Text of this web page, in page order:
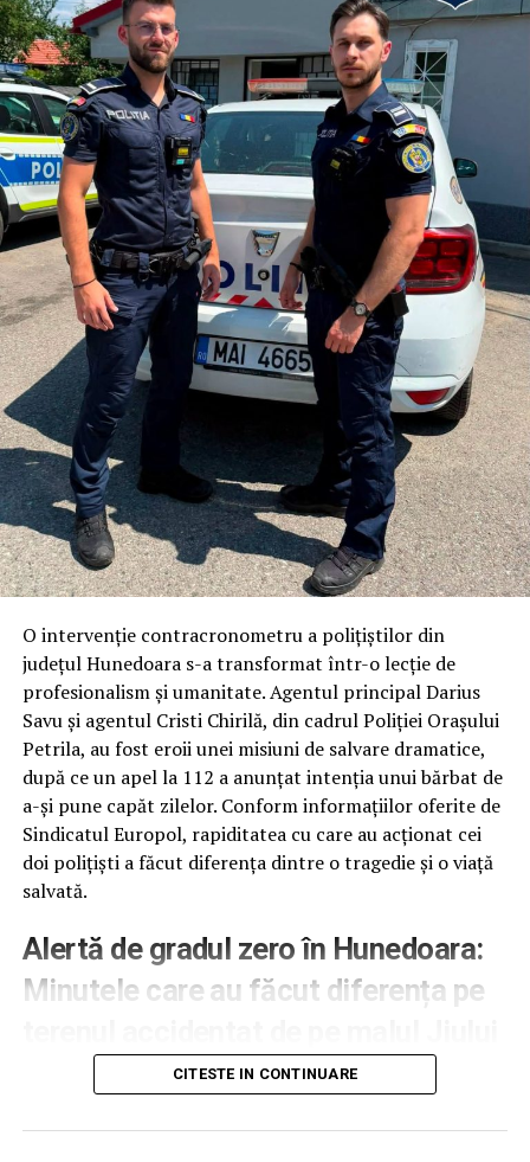
O intervenție contracronometru a polițiștilor din
județul Hunedoara s-a transformat într-o lecție de
profesionalism și umanitate. Agentul principal Darius
Savu și agentul Cristi Chirilă, din cadrul Poliției Orașului
Petrila, au fost eroii unei misiuni de salvare dramatice,
după ce un apel la 112 a anunțat intenția unui bărbat de
a-și pune capăt zilelor. Conform informațiilor oferite de
Sindicatul Europol, rapiditatea cu care au acționat cei
doi polițiști a făcut diferența dintre o tragedie și o viață
salvată.
Alertă de gradul zero în Hunedoara:
Minutele care au făcut diferența pe
Imediat după recepționarea apelului de urgență,
deplasat spre o zonă extrem de greu accesibilă, situată
CITESTE IN CONTINUARE